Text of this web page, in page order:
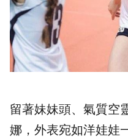
留著妹妹頭、氣質空
娜，外表宛如洋娃娃